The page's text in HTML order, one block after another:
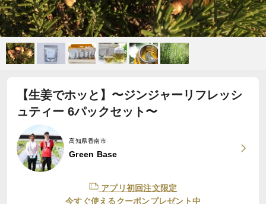
【生姜でホッと】〜ジンジャーリフレッシ
ュティー 6パックセット〜
高知県香南市
Green Base
アプリ初回注文限定
今すぐ使えるクーポンプレゼント中